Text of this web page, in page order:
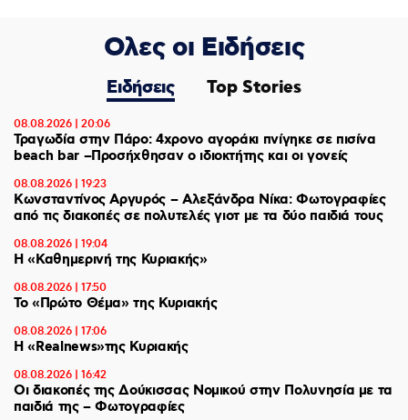
Ολες οι Ειδήσεις
Ειδήσεις Top Stories
08.08.2026 | 20:06
Τραγωδία στην Πάρο: 4χρονο αγοράκι πνίγηκε σε πισίνα
beach bar –Προσήχθησαν ο ιδιοκτήτης και οι γονείς
08.08.2026 | 19:23
Κωνσταντίνος Αργυρός – Αλεξάνδρα Νίκα: Φωτογραφίες
από τις διακοπές σε πολυτελές γιοτ με τα δύο παιδιά τους
08.08.2026 | 19:04
H «Καθημερινή της Κυριακής»
08.08.2026 | 17:50
Το «Πρώτο Θέμα» της Κυριακής
08.08.2026 | 17:06
Η «Realnews»της Κυριακής
08.08.2026 | 16:42
Οι διακοπές της Δούκισσας Νομικού στην Πολυνησία με τα
παιδιά της – Φωτογραφίες